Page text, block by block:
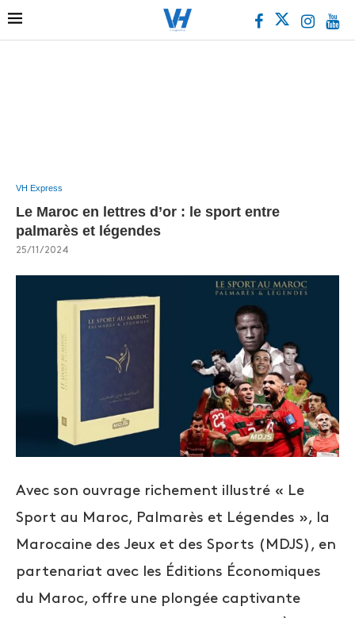
VH Express
Le Maroc en lettres d’or : le sport entre
palmarès et légendes
25/11/2024
Avec son ouvrage richement illustré « Le
Sport au Maroc, Palmarès et Légendes », la
Marocaine des Jeux et des Sports (MDJS), en
partenariat avec les Éditions Économiques
du Maroc, offre une plongée captivante